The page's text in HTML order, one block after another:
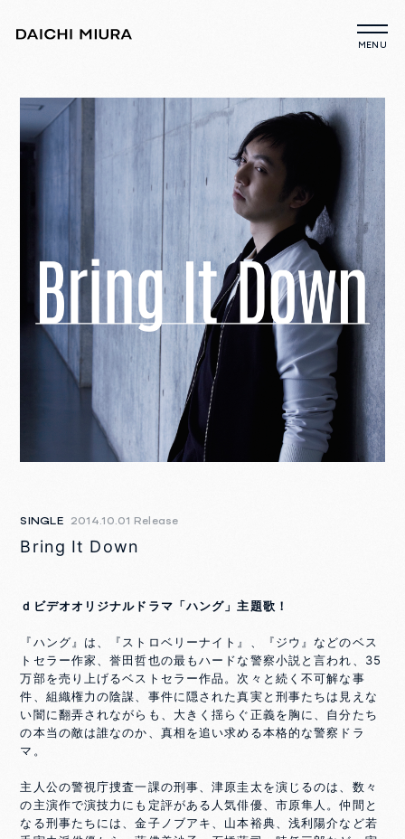
SINGLE 2014.10.01 Release
Bring It Down
ｄビデオオリジナルドラマ「ハング」主題歌！
『ハング』は、『ストロベリーナイト』、『ジウ』などのベス
トセラー作家、誉田哲也の最もハードな警察小説と言われ、35
万部を売り上げるベストセラー作品。次々と続く不可解な事
件、組織権力の陰謀、事件に隠された真実と刑事たちは見えな
い闇に翻弄されながらも、大きく揺らぐ正義を胸に、自分たち
の本当の敵は誰なのか、真相を追い求める本格的な警察ドラ
マ。
主人公の警視庁捜査一課の刑事、津原圭太を演じるのは、数々
の主演作で演技力にも定評がある人気俳優、市原隼人。仲間と
なる刑事たちには、金子ノブアキ、山本裕典、浅利陽介など若